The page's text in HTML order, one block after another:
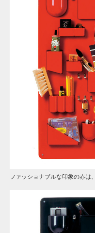
ファッショナブルな印象の赤は